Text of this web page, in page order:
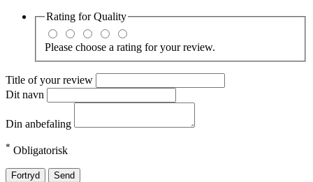
Rating forQuality
Please choose a rating for your review.
Title of your review
Dit navn
Din anbefaling
* Obligatorisk
Fortryd Send